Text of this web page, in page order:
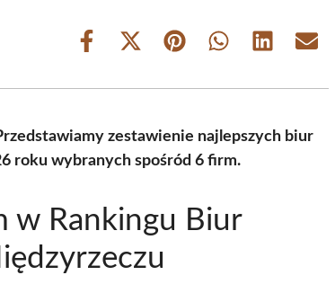
Share
Share
(Twitter)
Share Share Share Share
zestawienie najlepszych biur
roku wybranych spośród 6 firm.
w Rankingu Biur